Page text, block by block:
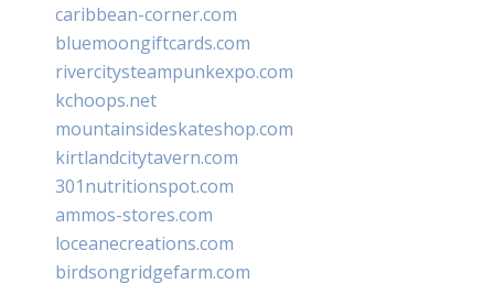
caribbean-corner.com
bluemoongiftcards.com
rivercitysteampunkexpo.com
kchoops.net
mountainsideskateshop.com
kirtlandcitytavern.com
301nutritionspot.com
ammos-stores.com
loceanecreations.com
birdsongridgefarm.com